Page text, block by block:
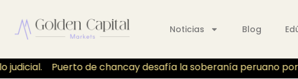
Noticias Blog
Puerto de chancay desafía la soberanía peruano por